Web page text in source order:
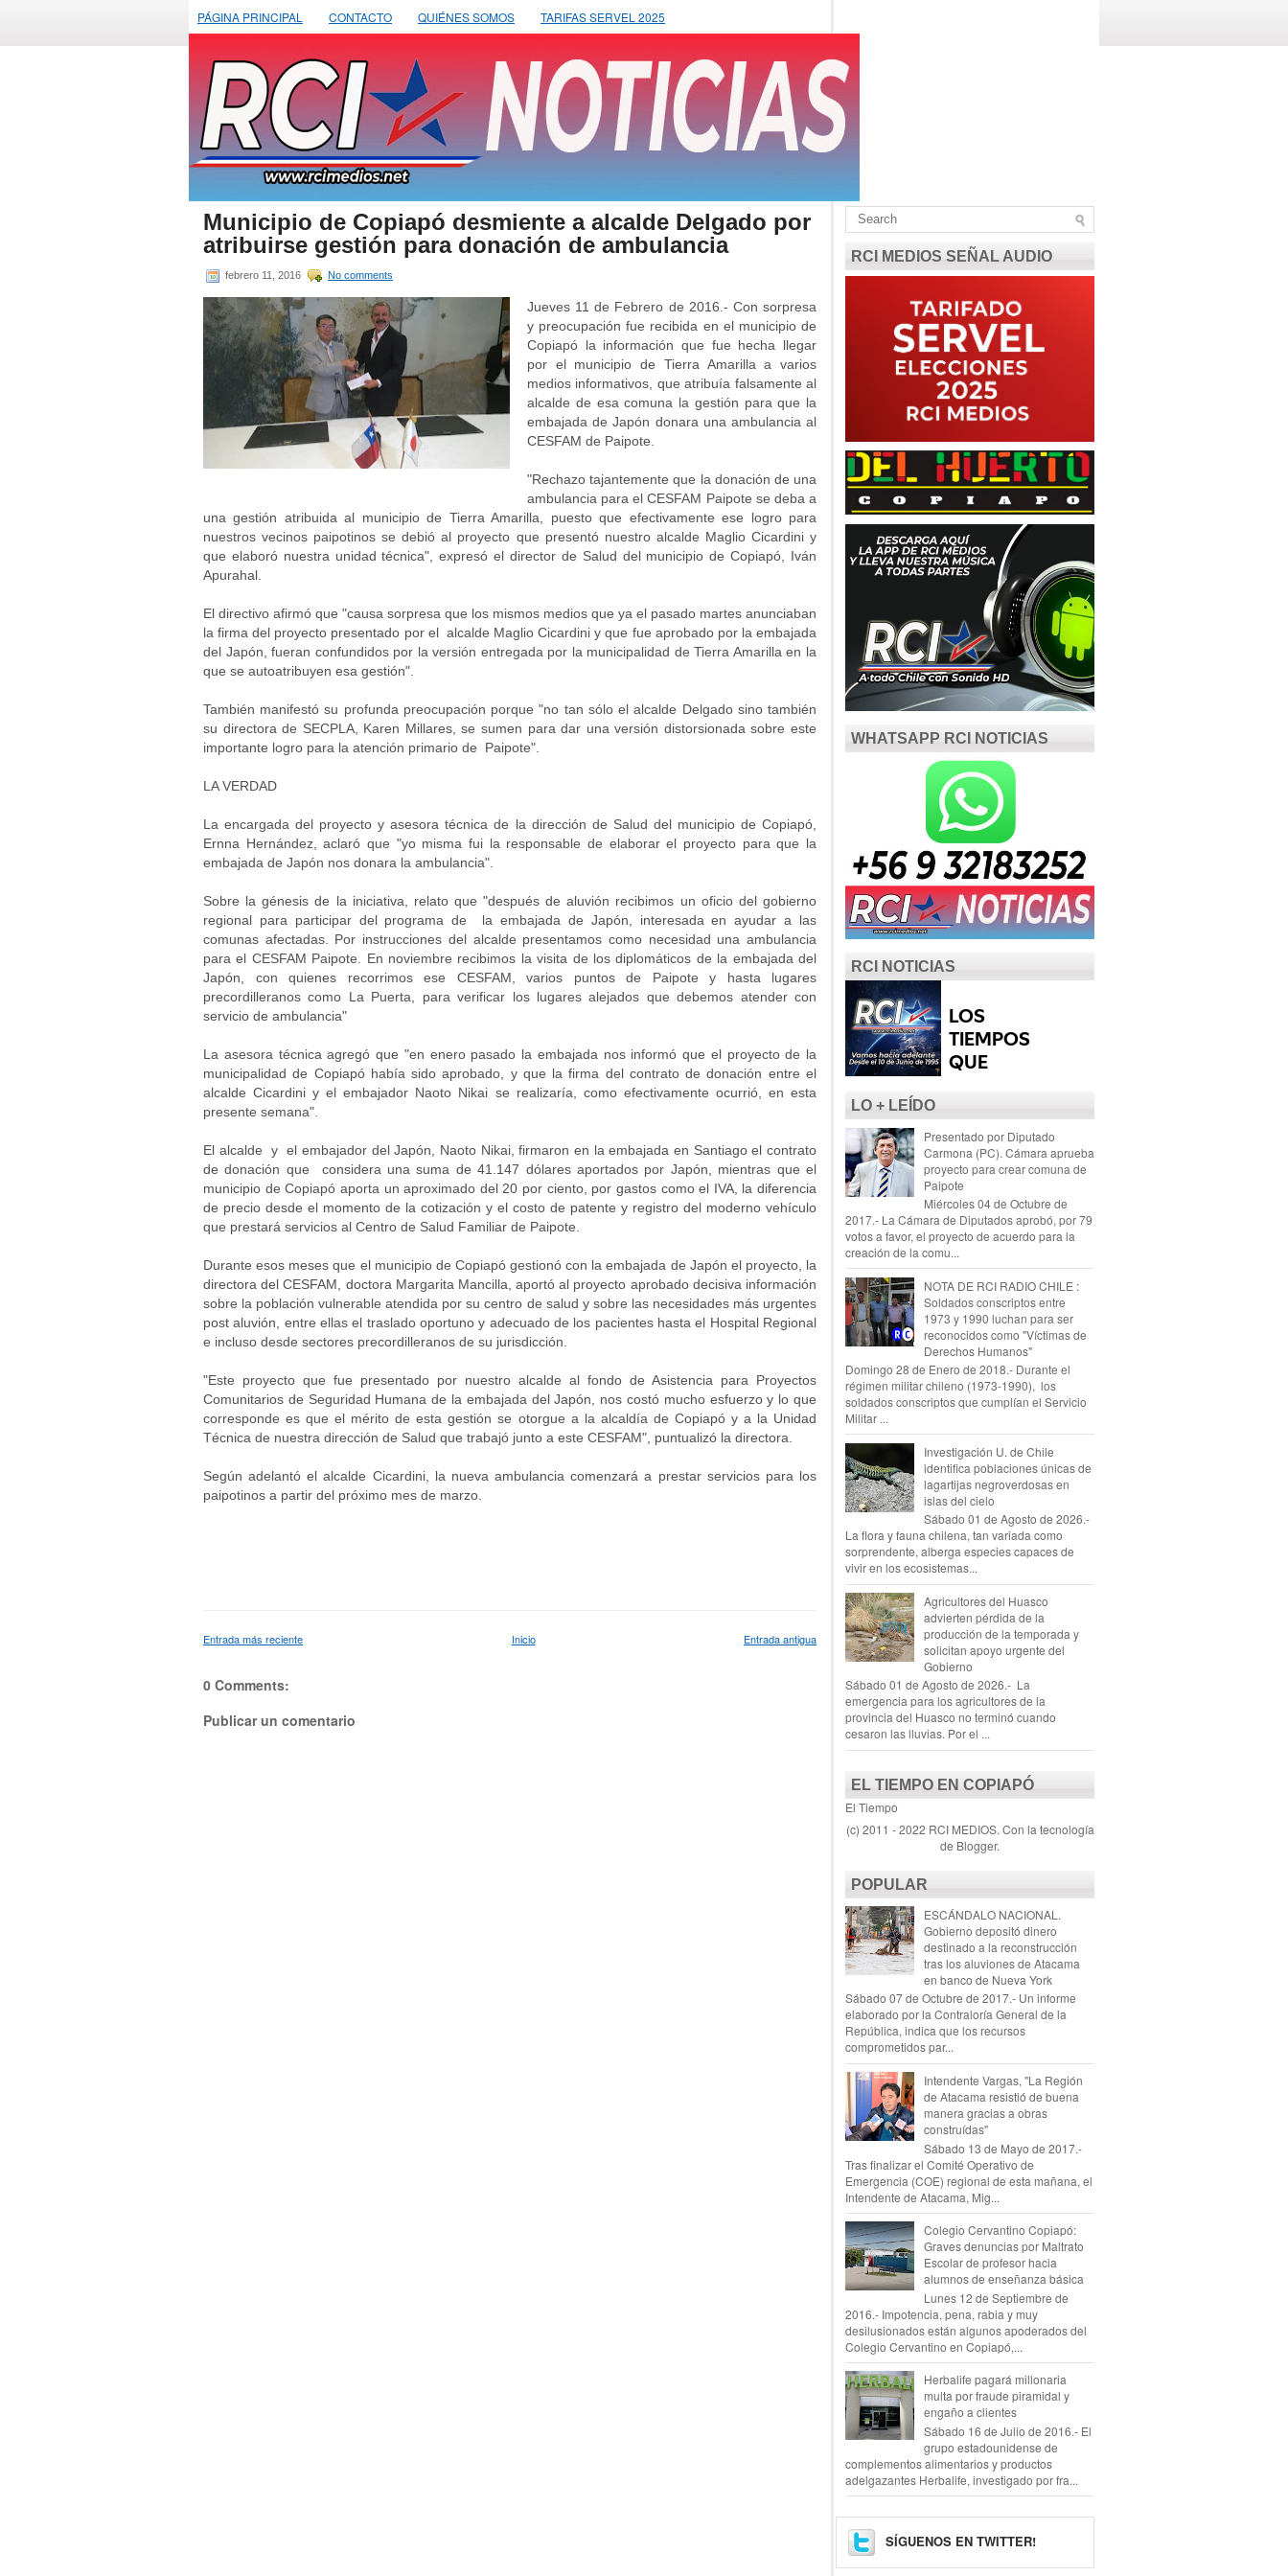
PÁGINA PRINCIPAL CONTACTO QUIÉNES SOMOS TARIFAS SERVEL 2025
Municipio de Copiapó desmiente a alcalde Delgado por
atribuirse gestión para donación de ambulancia
febrero 11, 2016 No comments
Jueves 11 de Febrero de 2016.- Con sorpresa
y preocupación fue recibida en el municipio de
Copiapó la información que fue hecha llegar
por el municipio de Tierra Amarilla a varios
medios informativos, que atribuía falsamente al
alcalde de esa comuna la gestión para que la
embajada de Japón donara una ambulancia al
CESFAM de Paipote.
"Rechazo tajantemente que la donación de una
ambulancia para el CESFAM Paipote se deba a
una gestión atribuida al municipio de Tierra Amarilla, puesto que efectivamente ese logro para
nuestros vecinos paipotinos se debió al proyecto que presentó nuestro alcalde Maglio Cicardini y
que elaboró nuestra unidad técnica", expresó el director de Salud del municipio de Copiapó, Iván
Apurahal.
El directivo afirmó que "causa sorpresa que los mismos medios que ya el pasado martes anunciaban
la firma del proyecto presentado por el alcalde Maglio Cicardini y que fue aprobado por la embajada
del Japón, fueran confundidos por la versión entregada por la municipalidad de Tierra Amarilla en la
que se autoatribuyen esa gestión".
También manifestó su profunda preocupación porque "no tan sólo el alcalde Delgado sino también
su directora de SECPLA, Karen Millares, se sumen para dar una versión distorsionada sobre este
importante logro para la atención primario de Paipote".
LA VERDAD
La encargada del proyecto y asesora técnica de la dirección de Salud del municipio de Copiapó,
Ernna Hernández, aclaró que "yo misma fui la responsable de elaborar el proyecto para que la
embajada de Japón nos donara la ambulancia".
Sobre la génesis de la iniciativa, relato que "después de aluvión recibimos un oficio del gobierno
regional para participar del programa de la embajada de Japón, interesada en ayudar a las
comunas afectadas. Por instrucciones del alcalde presentamos como necesidad una ambulancia
para el CESFAM Paipote. En noviembre recibimos la visita de los diplomáticos de la embajada del
Japón, con quienes recorrimos ese CESFAM, varios puntos de Paipote y hasta lugares
precordilleranos como La Puerta, para verificar los lugares alejados que debemos atender con
servicio de ambulancia"
La asesora técnica agregó que "en enero pasado la embajada nos informó que el proyecto de la
municipalidad de Copiapó había sido aprobado, y que la firma del contrato de donación entre el
alcalde Cicardini y el embajador Naoto Nikai se realizaría, como efectivamente ocurrió, en esta
presente semana".
El alcalde y el embajador del Japón, Naoto Nikai, firmaron en la embajada en Santiago el contrato
de donación que considera una suma de 41.147 dólares aportados por Japón, mientras que el
municipio de Copiapó aporta un aproximado del 20 por ciento, por gastos como el IVA, la diferencia
de precio desde el momento de la cotización y el costo de patente y registro del moderno vehículo
que prestará servicios al Centro de Salud Familiar de Paipote.
Durante esos meses que el municipio de Copiapó gestionó con la embajada de Japón el proyecto, la
directora del CESFAM, doctora Margarita Mancilla, aportó al proyecto aprobado decisiva información
sobre la población vulnerable atendida por su centro de salud y sobre las necesidades más urgentes
post aluvión, entre ellas el traslado oportuno y adecuado de los pacientes hasta el Hospital Regional
e incluso desde sectores precordilleranos de su jurisdicción.
"Este proyecto que fue presentado por nuestro alcalde al fondo de Asistencia para Proyectos
Comunitarios de Seguridad Humana de la embajada del Japón, nos costó mucho esfuerzo y lo que
corresponde es que el mérito de esta gestión se otorgue a la alcaldía de Copiapó y a la Unidad
Técnica de nuestra dirección de Salud que trabajó junto a este CESFAM", puntualizó la directora.
Según adelantó el alcalde Cicardini, la nueva ambulancia comenzará a prestar servicios para los
paipotinos a partir del próximo mes de marzo.
Entrada más reciente Entrada antigua
Inicio
0 Comments:
Publicar un comentario
RCI MEDIOS SEÑAL AUDIO
WHATSAPP RCI NOTICIAS
RCI NOTICIAS
LO + LEÍDO
Presentado por Diputado
Carmona (PC). Cámara aprueba
proyecto para crear comuna de
Paipote
Miércoles 04 de Octubre de
2017.- La Cámara de Diputados aprobó, por 79
votos a favor, el proyecto de acuerdo para la
creación de la comu...
NOTA DE RCI RADIO CHILE :
Soldados conscriptos entre
1973 y 1990 luchan para ser
reconocidos como "Víctimas de
Derechos Humanos"
Domingo 28 de Enero de 2018.- Durante el
régimen militar chileno (1973-1990), los
soldados conscriptos que cumplían el Servicio
Militar ...
Investigación U. de Chile
identifica poblaciones únicas de
lagartijas negroverdosas en
islas del cielo
Sábado 01 de Agosto de 2026.-
La flora y fauna chilena, tan variada como
sorprendente, alberga especies capaces de
vivir en los ecosistemas...
Agricultores del Huasco
advierten pérdida de la
producción de la temporada y
solicitan apoyo urgente del
Gobierno
Sábado 01 de Agosto de 2026.- La
emergencia para los agricultores de la
provincia del Huasco no terminó cuando
cesaron las lluvias. Por el ...
EL TIEMPO EN COPIAPÓ
El Tiempo
(c) 2011 - 2022 RCI MEDIOS. Con la tecnología
de Blogger.
POPULAR
ESCÁNDALO NACIONAL.
Gobierno depositó dinero
destinado a la reconstrucción
tras los aluviones de Atacama
en banco de Nueva York
Sábado 07 de Octubre de 2017.- Un informe
elaborado por la Contraloría General de la
República, indica que los recursos
comprometidos par...
Intendente Vargas, "La Región
de Atacama resistió de buena
manera gracias a obras
construídas"
Sábado 13 de Mayo de 2017.-
Tras finalizar el Comité Operativo de
Emergencia (COE) regional de esta mañana, el
Intendente de Atacama, Mig...
Colegio Cervantino Copiapó:
Graves denuncias por Maltrato
Escolar de profesor hacia
alumnos de enseñanza básica
Lunes 12 de Septiembre de
2016.- Impotencia, pena, rabia y muy
desilusionados están algunos apoderados del
Colegio Cervantino en Copiapó,...
Herbalife pagará millonaria
multa por fraude piramidal y
engaño a clientes
Sábado 16 de Julio de 2016.- El
grupo estadounidense de
complementos alimentarios y productos
adelgazantes Herbalife, investigado por fra...
SÍGUENOS EN TWITTER!